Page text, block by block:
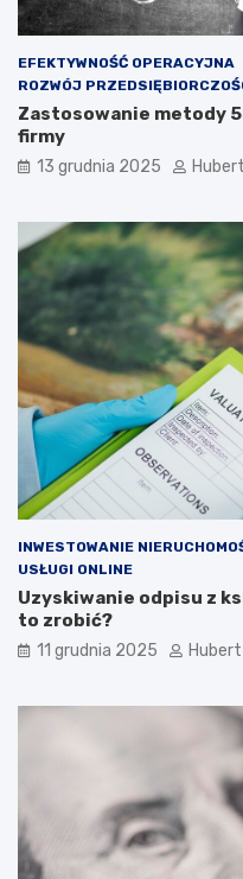
e
ć
p
r
z
e
d
i
w
e
t
m
w
l
t
y
w
e
s
t
o
w
a
ć
k
r
p
w
l
EFEKTYWNOŚĆ OPERACYJNA
ROZWÓJ
Zastosowanie metody
firmy
13 grudnia 2025
INWESTOWANIE
USŁUGI ONLINE
Uzyskiwanie odpisu z
to zrobić?
11 grudnia 2025